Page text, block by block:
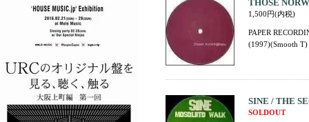
THOSE
1,500円(内税)
PAPER
(1997)(Smooth T)
SINE / THE
SOLDOUT